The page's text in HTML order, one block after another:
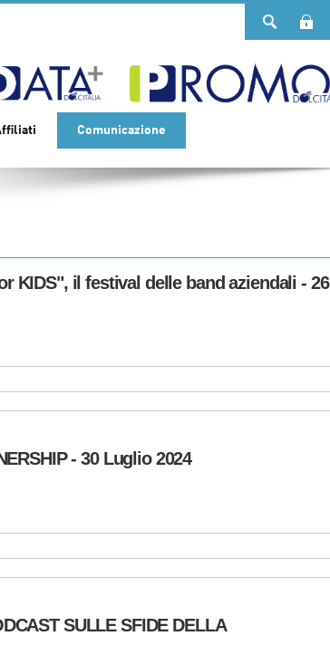
Comunicazione
KIDS", il festival delle band aziendali - 26
- 30 Luglio 2024
SULLE SFIDE DELLA